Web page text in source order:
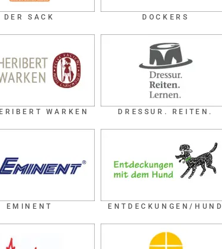
DER SACK DOCKERS
WARKEN DRESSUR. REITEN.
EMINENT ENTDECKUNGEN/HUND